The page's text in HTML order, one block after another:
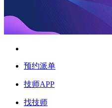
预约派单
技师APP
找技师